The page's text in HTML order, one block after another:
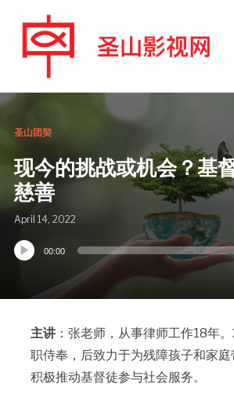
圣山团契
现今的挑战或机会？基
慈善
April 14, 2022
Audio
00:00
主讲：张老师，从事律师工作18年
职侍奉，后致力于为残障孩子和家庭
积极推动基督徒参与社会服务。